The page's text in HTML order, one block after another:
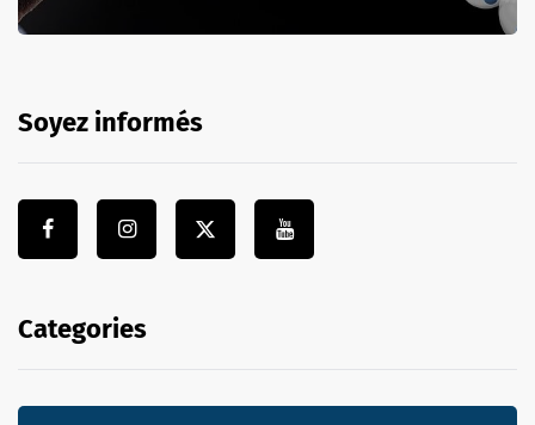
Soyez informés
Categories